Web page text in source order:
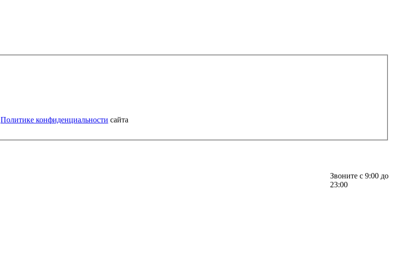
Политике конфиденциальности сайта
Звоните с 9:00 до
23:00